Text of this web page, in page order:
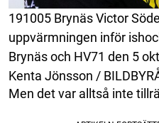
191005 Brynäs Victor
uppvärmningen inför
Brynäs och HV71 den 5
Kenta Jönsson /
Men det var alltså inte